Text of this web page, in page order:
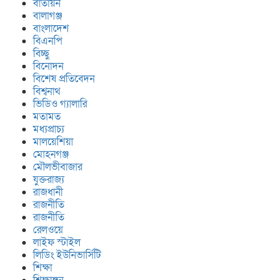
বাতায়ন
বালাগঞ্জ
বাংলাদেশ
বিএনপি
বিচ্ছু
বিনোদন
বিশেষ প্রতিবেদন
বিশ্বনাথ
ভিডিও গ্যালারি
মতামত
মধ্যপ্রাচ্য
মালয়েশিয়া
মোহনগঞ্জ
মৌলভীবাজার
যুক্তরাজ্য
রাজধানী
রাজনীতি
রাজনীতি
রেলওয়ে
লাইফ স্টাইল
লিডিং ইউনিভার্সিটি
শিক্ষা